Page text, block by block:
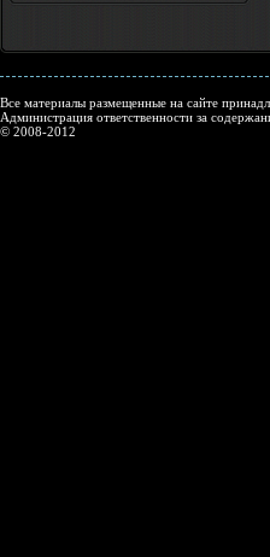
Все материалы размещенные на сайте
Администрация ответственности за
© 2008-2012